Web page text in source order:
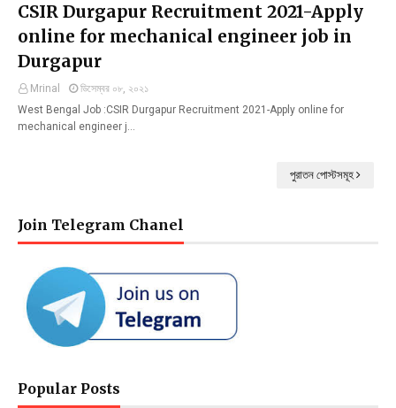
CSIR Durgapur Recruitment 2021-Apply
online for mechanical engineer job in
Durgapur
Mrinal
ডিসেম্বর ০৮, ২০২১
West Bengal Job :CSIR Durgapur Recruitment 2021-Apply online for
mechanical engineer j…
পুরাতন পোস্টসমূহ
Join Telegram Chanel
Popular Posts